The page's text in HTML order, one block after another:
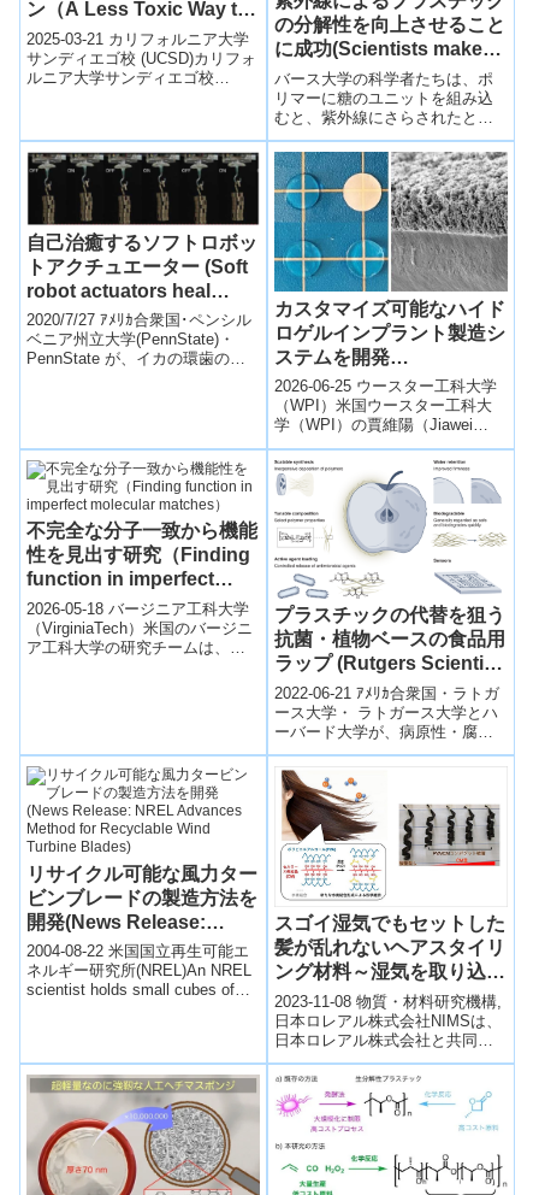
ン（A Less Toxic Way to
Manufacture Daily
Goods）
2025-03-21 カリフォルニア大学
サンディエゴ校 (UCSD)カリフォ
ルニア大学サンディエゴ校
の分解性を向上させること
に成功(Scientists make
plastic more degradable
under UV light)
バース大学の科学者たちは、ポ
リマーに糖のユニットを組み込
むと、紫外線にさらされたとき
にポリマーがより分解されやす
くなることを発見しました。
Scientists ...
自己治癒するソフトロボッ
トアクチュエーター (Soft
robot actuators heal
themselves)
2020/7/27 ｱﾒﾘｶ合衆国･ペンシル
ベニア州立大学(PennState)・
PennState が、イカの環歯のパ
カスタマイズ可能なハイド
ロゲルインプラント製造シ
ステムを開発
（Researchers Develop
System to Customize
Hydrogel Implants）
2026-06-25 ウースター工科大学
（WPI）米国ウースター工科大
学（WPI）の賈維陽（Jiawei
Yang）准教授らは、生体内で長
期間機能するハイドロゲ...
不完全な分子一致から機能
性を見出す研究（Finding
function in imperfect
molecular matches）
2026-05-18 バージニア工科大学
（VirginiaTech）米国のバージニ
ア工科大学の研究チームは、高
プラスチックの代替を狙う
抗菌・植物ベースの食品用
ラップ (Rutgers Scientist
Develops Antimicrobial,
Plant-Based Food Wrap
Designed to Replace
Plastic)
2022-06-21 ｱﾒﾘｶ合衆国・ラトガ
ース大学・ ラトガース大学とハ
ーバード大学が、病原性・腐敗
微生物や輸送中の損傷から食品
を保護する、植物ベースの生分
解...
リサイクル可能な風力ター
ビンブレードの製造方法を
開発(News Release:
NREL Advances Method
for Recyclable Wind
Turbine Blades)
2004-08-22 米国国立再生可能エ
ネルギー研究所(NREL)An NREL
scientist holds small cubes of
スゴイ湿気でもセットした
髪が乱れないヘアスタイリ
ング材料～湿気を取り込む
ことで形状記憶効果が呼び
起こされるポリマー材料の
開発～
2023-11-08 物質・材料研究機構,
日本ロレアル株式会社NIMSは、
日本ロレアル株式会社と共同
で、湿度に応答して形状記憶効
果を発動するポリマー材料を開
発し...